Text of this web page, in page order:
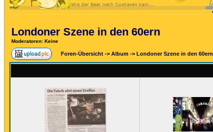
Londoner Szene in den 60ern
Moderatoren: Keine
Foren-Übersicht -> Album -> Londoner Szene in den 60ern